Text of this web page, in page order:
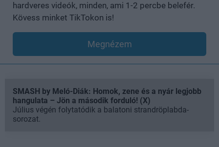
hardveres videók, minden, ami 1-2 percbe belefér.
Kövess minket TikTokon is!
Megnézem
SMASH by Meló-Diák: Homok, zene és a nyár legjobb
hangulata – Jön a második forduló! (X)
Július végén folytatódik a balatoni strandröplabda-
sorozat.